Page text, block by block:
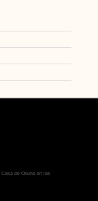
de Osuna en las